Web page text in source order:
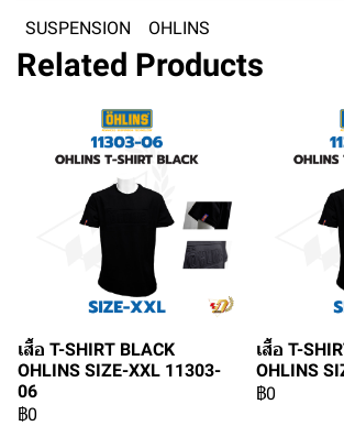
SUSPENSION OHLINS
Related Products
เสื้อ T-SHIRT BLACK
OHLINS SIZE-XXL 11303-
06
฿0
เสื้อ T-
OHLINS
฿0